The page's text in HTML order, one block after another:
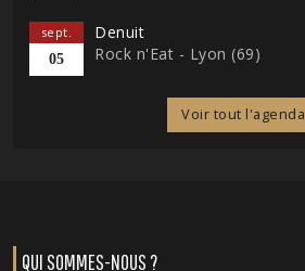
sept.
05
Denuit
Rock n'Eat - Lyon (69)
Voir tout l'agenda
QUI SOMMES-NOUS ?